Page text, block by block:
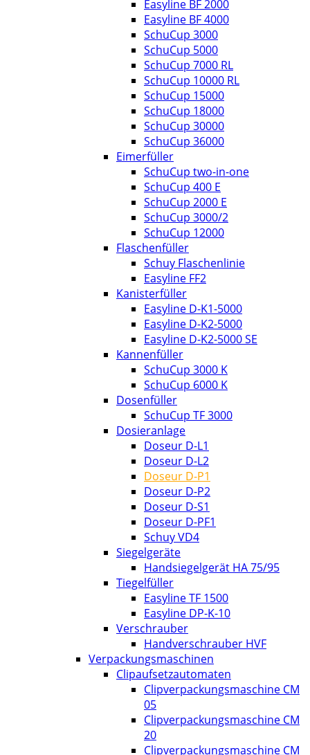
Easyline BF 2000
Easyline BF 4000
SchuCup 3000
SchuCup 5000
SchuCup 7000 RL
SchuCup 10000 RL
SchuCup 15000
SchuCup 18000
SchuCup 30000
SchuCup 36000
Eimerfüller
SchuCup two-in-one
SchuCup 400 E
SchuCup 2000 E
SchuCup 3000/2
SchuCup 12000
Flaschenfüller
Schuy Flaschenlinie
Easyline FF2
Kanisterfüller
Easyline D-K1-5000
Easyline D-K2-5000
Easyline D-K2-5000 SE
Kannenfüller
SchuCup 3000 K
SchuCup 6000 K
Dosenfüller
SchuCup TF 3000
Dosieranlage
Doseur D-L1
Doseur D-L2
Doseur D-P1
Doseur D-P2
Doseur D-S1
Doseur D-PF1
Schuy VD4
Siegelgeräte
Handsiegelgerät HA 75/95
Tiegelfüller
Easyline TF 1500
Easyline DP-K-10
Verschrauber
Handverschrauber HVF
Verpackungsmaschinen
Clipaufsetzautomaten
Clipverpackungsmaschine CM
05
Clipverpackungsmaschine CM
20
Clipverpackungsmaschine CM